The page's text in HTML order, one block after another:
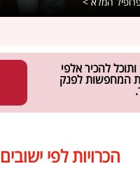
המלא >
להכיר אלפי
המחפשות לפנק
הכרויות לפי ישובים